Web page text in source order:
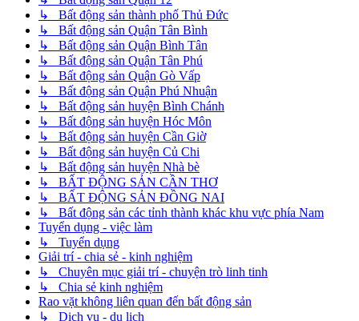
↳ Bất động sản thành phố Thủ Đức
↳ Bất động sản Quận Tân Bình
↳ Bất động sản Quận Bình Tân
↳ Bất động sản Quận Tân Phú
↳ Bất động sản Quận Gò Vấp
↳ Bất động sản Quận Phú Nhuận
↳ Bất động sản huyện Bình Chánh
↳ Bất động sản huyện Hóc Môn
↳ Bất động sản huyện Cần Giờ
↳ Bất động sản huyện Củ Chi
↳ Bất động sản huyện Nhà bè
↳ BẤT ĐỘNG SẢN CẦN THƠ
↳ BẤT ĐỘNG SẢN ĐỒNG NAI
↳ Bất động sản các tỉnh thành khác khu vực phía Nam
Tuyển dụng - việc làm
↳ Tuyển dụng
Giải trí - chia sẻ - kinh nghiệm
↳ Chuyên mục giải trí - chuyện trò linh tinh
↳ Chia sẻ kinh nghiệm
Rao vặt không liên quan đến bất động sản
↳ Dịch vụ - du lịch